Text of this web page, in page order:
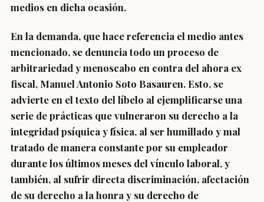
medios en dicha ocasión.
En la demanda, que hace referencia el medio antes
mencionado, se denuncia todo un proceso de
arbitrariedad y menoscabo en contra del ahora ex
fiscal, Manuel Antonio Soto Basauren. Esto, se
advierte en el texto del líbelo al ejemplificarse una
serie de prácticas que vulneraron su derecho a la
integridad psíquica y física, al ser humillado y mal
tratado de manera constante por su empleador
durante los últimos meses del vínculo laboral, y
también, al sufrir directa discriminación, afectación
de su derecho a la honra y su derecho de